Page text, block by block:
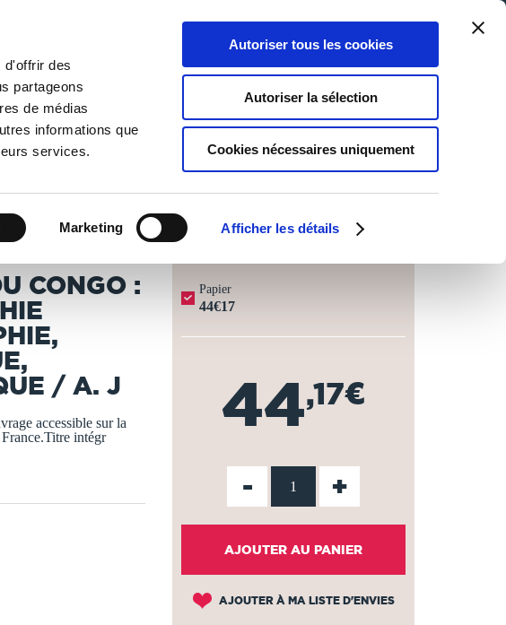
d'offrir des
partageons
de médias
informations que
services.
Marketing Afficher les détails
Autoriser tous les cookies
Autoriser la sélection
Cookies nécessaires uniquement
0
Panier
0
Ma liste
Connexion
géographie physique, ethnographie, situation économique, organisation
CONGO :
/ A. J
accessible sur la
intégr
Papier
44€17
44,17€
- +
AJOUTER AU PANIER
AJOUTER À MA LISTE D'ENVIES